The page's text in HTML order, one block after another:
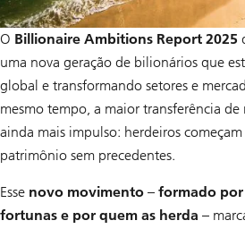
O Billionaire Ambitions Report 2025
uma nova geração de bilionários que
global e transformando setores e
mesmo tempo, a maior transferência
ainda mais impulso: herdeiros
patrimônio sem precedentes.
Esse novo movimento – formado
fortunas e por quem as herda –